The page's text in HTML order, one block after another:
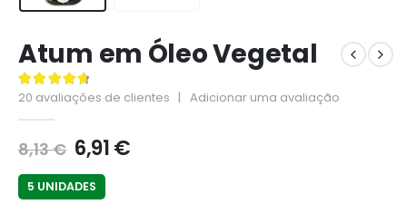
Atum em Óleo Vegetal
4.80de 5
20 avaliações de clientes | Adicionar uma avaliação
8,13€ 6,91€
5 UNIDADES